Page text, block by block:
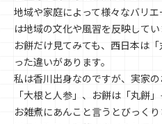
地域や家庭によって様々なバリ
は地域の文化や風習を反映してい
お餅だけ見てみても、西日本は
った違いがあります。
私は香川出身なのですが、実家
「大根と人参」、お餅は「丸餅
お雑煮にあんこと言うとびっく